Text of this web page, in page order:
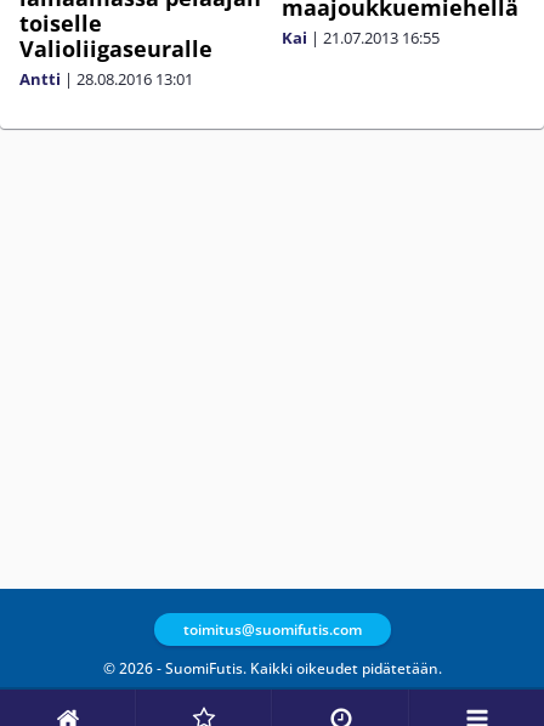
toiselle
Valioliigaseuralle
Antti | 28.08.2016 13:01
maajoukkuemiehellä
Kai | 21.07.2013 16:55
© 2026 - SuomiFutis. Kaikki oikeudet pidätetään.
toimitus@suomifutis.com